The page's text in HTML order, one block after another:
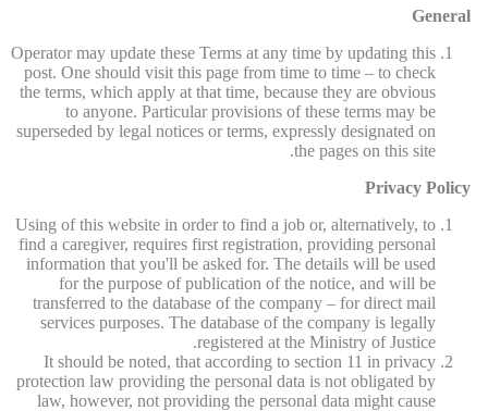
General
Operator may update these Terms at any time by updating this
post. One should visit this page from time to time – to check
the terms, which apply at that time, because they are obvious
to anyone. Particular provisions of these terms may be
superseded by legal notices or terms, expressly designated on
the pages on this site.
Privacy Policy
Using of this website in order to find a job or, alternatively, to
find a caregiver, requires first registration, providing personal
information that you'll be asked for. The details will be used
for the purpose of publication of the notice, and will be
transferred to the database of the company – for direct mail
services purposes. The database of the company is legally
registered at the Ministry of Justice.
It should be noted, that according to section 11 in privacy
protection law providing the personal data is not obligated by
law, however, not providing the personal data might cause